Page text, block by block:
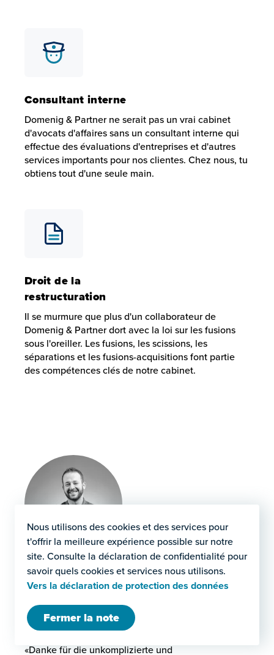
Nous proposons toutes les offres de conseil juridique
Consultant interne
Domenig & Partner ne serait pas un vrai cabinet
d'avocats d'affaires sans un consultant interne qui
effectue des évaluations d'entreprises et d'autres
services importants pour nos clientes. Chez nous, tu
obtiens tout d'une seule main.
Domenig & Partner ne serait pas un vrai cabinet
Droit de la
restructuration
Il se murmure que plus d'un collaborateur de
Domenig & Partner dort avec la loi sur les fusions
sous l'oreiller. Les fusions, les scissions, les
séparations et les fusions-acquisitions font partie
des compétences clés de notre cabinet.
Arben Lekaj
Entrepreneur et directeur chez BLINK AG
Danke für die unkomplizierte und
Nous utilisons des cookies et des services pour
t'offrir la meilleure expérience possible sur notre
site. Consulte la déclaration de confidentialité pour
savoir quels cookies et services nous utilisons.
Vers la déclaration de protection des données
Fermer la note